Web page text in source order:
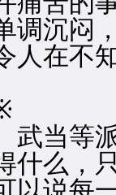
沉闷，
人在不
当等派
什么，